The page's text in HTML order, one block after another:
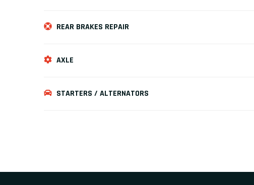
REAR BRAKES REPAIR
AXLE
STARTERS / ALTERNATORS